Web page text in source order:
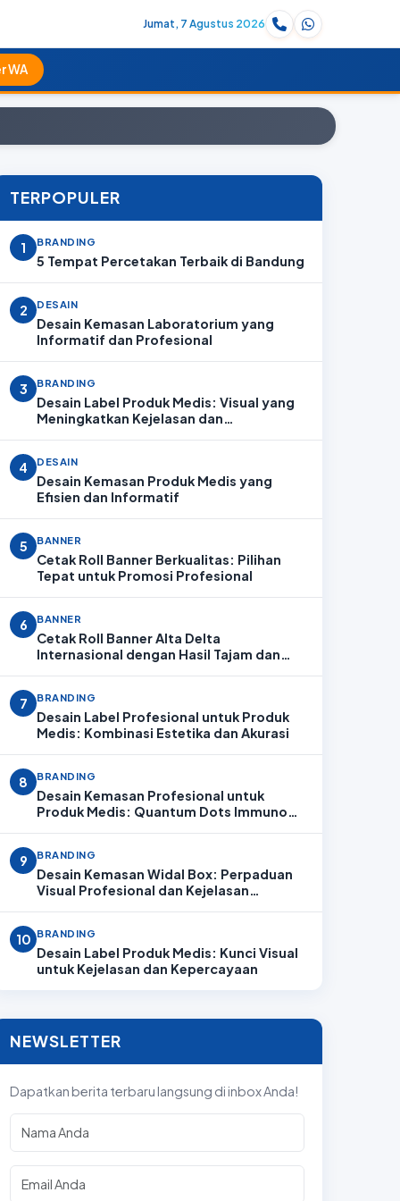
Jumat, 7 Agustus 2026
WA
TERPOPULER
1 BRANDING
5 Tempat Percetakan Terbaik di Bandung
2 DESAIN
Desain Kemasan Laboratorium yang
Informatif dan Profesional
3 BRANDING
Desain Label Produk Medis: Visual yang
Meningkatkan Kejelasan dan
4 DESAIN
Desain Kemasan Produk Medis yang
Efisien dan Informatif
5 BANNER
Cetak Roll Banner Berkualitas: Pilihan
Tepat untuk Promosi Profesional
6 BANNER
Cetak Roll Banner Alta Delta
Internasional dengan Hasil Tajam dan
7 BRANDING
Desain Label Profesional untuk Produk
Medis: Kombinasi Estetika dan Akurasi
8 BRANDING
Desain Kemasan Profesional untuk
Produk Medis: Quantum Dots Immuno
9 BRANDING
Desain Kemasan Widal Box: Perpaduan
Visual Profesional dan Kejelasan
10 BRANDING
Desain Label Produk Medis: Kunci Visual
untuk Kejelasan dan Kepercayaan
NEWSLETTER
Dapatkan berita terbaru langsung di inbox Anda!